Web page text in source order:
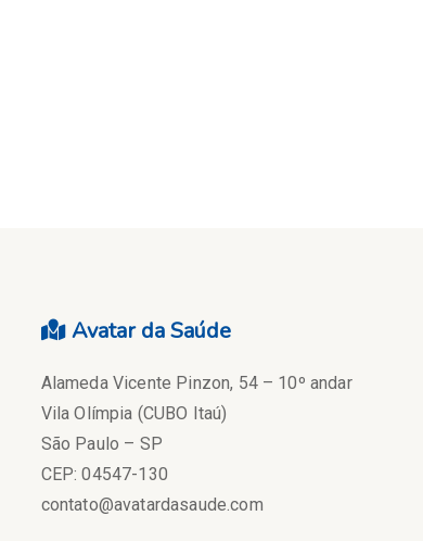
Avatar da Saúde
Alameda Vicente Pinzon, 54 – 10º andar
Vila Olímpia (CUBO Itaú)
São Paulo – SP
CEP: 04547-130
contato@avatardasaude.com